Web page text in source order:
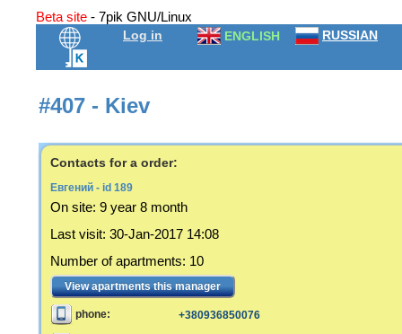
Beta site - 7pik GNU/Linux
Log in ENGLISH RUSSIAN
#407 - Kiev
Contacts for a order:
Евгений - id 189
On site: 9 year 8 month
Last visit: 30-Jan-2017 14:08
Number of apartments: 10
View apartments this manager
phone: +380936850076